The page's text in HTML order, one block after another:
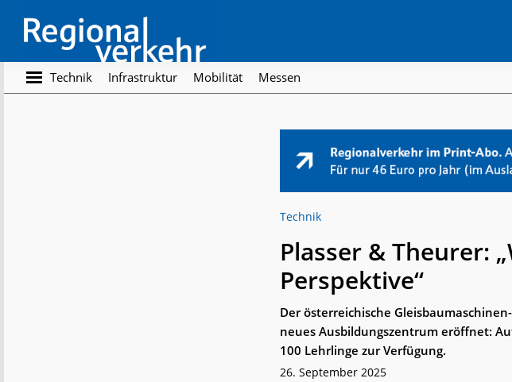
main
content
footer
Regionalverkehr
Die
Fachzeitschrift
Technik Infrastruktur Mobilität Messen
Technik
Plasser & Theurer:
Perspektive“
Der österreichische
neues Ausbildungszentrum eröffnet:
100 Lehrlinge zur Verfügung.
26. September 2025